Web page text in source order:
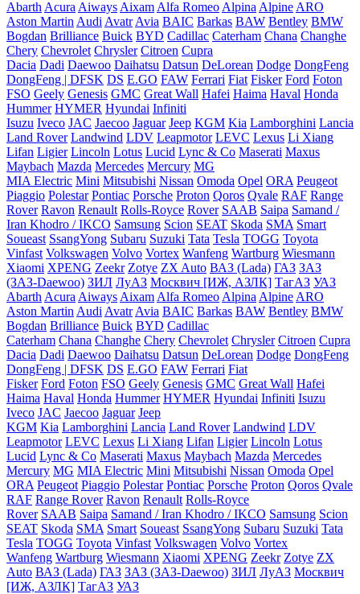
Abarth Acura Aiways Aixam Alfa Romeo Alpina Alpine ARO
Aston Martin Audi Avatr Avia BAIC Barkas BAW Bentley BMW
Bogdan Brilliance Buick BYD Cadillac Caterham Chana Changhe
Chery Chevrolet Chrysler Citroen Cupra
Dacia Dadi Daewoo Daihatsu Datsun DeLorean Dodge DongFeng
DongFeng | DFSK DS E.GO FAW Ferrari Fiat Fisker Ford Foton
FSO Geely Genesis GMC Great Wall Hafei Haima Haval Honda
Hummer HYMER Hyundai Infiniti
Isuzu Iveco JAC Jaecoo Jaguar Jeep KGM Kia Lamborghini Lancia
Land Rover Landwind LDV Leapmotor LEVC Lexus Li Xiang
Lifan Ligier Lincoln Lotus Lucid Lync & Co Maserati Maxus
Maybach Mazda Mercedes Mercury MG
MIA Electric Mini Mitsubishi Nissan Omoda Opel ORA Peugeot
Piaggio Polestar Pontiac Porsche Proton Qoros Qvale RAF Range
Rover Ravon Renault Rolls-Royce Rover SAAB Saipa Samand /
Iran Khodro / IKCO Samsung Scion SEAT Skoda SMA Smart
Soueast SsangYong Subaru Suzuki Tata Tesla TOGG Toyota
Vinfast Volkswagen Volvo Vortex Wanfeng Wartburg Wiesmann
Xiaomi XPENG Zeekr Zotye ZX Auto ВАЗ (Lada) ГАЗ ЗАЗ
(ЗАЗ-Daewoo) ЗИЛ ЛуАЗ Москвич [ИЖ, АЗЛК] ТагАЗ УАЗ
Abarth Acura Aiways Aixam Alfa Romeo Alpina Alpine ARO
Aston Martin Audi Avatr Avia BAIC Barkas BAW Bentley BMW
Bogdan Brilliance Buick BYD Cadillac
Caterham Chana Changhe Chery Chevrolet Chrysler Citroen Cupra
Dacia Dadi Daewoo Daihatsu Datsun DeLorean Dodge DongFeng
DongFeng | DFSK DS E.GO FAW Ferrari Fiat
Fisker Ford Foton FSO Geely Genesis GMC Great Wall Hafei
Haima Haval Honda Hummer HYMER Hyundai Infiniti Isuzu
Iveco JAC Jaecoo Jaguar Jeep
KGM Kia Lamborghini Lancia Land Rover Landwind LDV
Leapmotor LEVC Lexus Li Xiang Lifan Ligier Lincoln Lotus
Lucid Lync & Co Maserati Maxus Maybach Mazda Mercedes
Mercury MG MIA Electric Mini Mitsubishi Nissan Omoda Opel
ORA Peugeot Piaggio Polestar Pontiac Porsche Proton Qoros Qvale
RAF Range Rover Ravon Renault Rolls-Royce
Rover SAAB Saipa Samand / Iran Khodro / IKCO Samsung Scion
SEAT Skoda SMA Smart Soueast SsangYong Subaru Suzuki Tata
Tesla TOGG Toyota Vinfast Volkswagen Volvo Vortex
Wanfeng Wartburg Wiesmann Xiaomi XPENG Zeekr Zotye ZX
Auto ВАЗ (Lada) ГАЗ ЗАЗ (ЗАЗ-Daewoo) ЗИЛ ЛуАЗ Москвич
[ИЖ, АЗЛК] ТагАЗ УАЗ